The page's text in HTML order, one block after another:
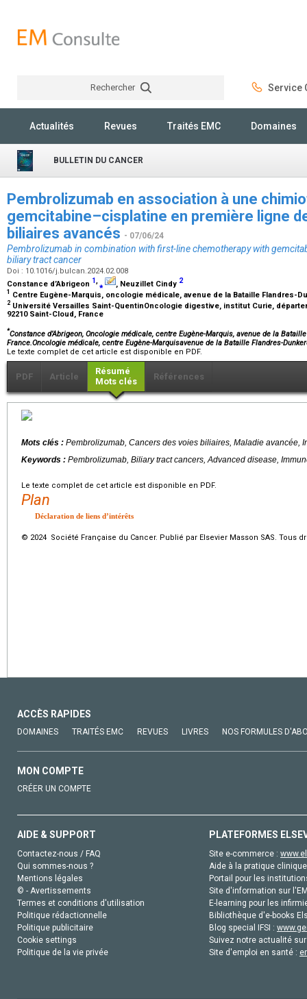
Rechercher Service
Actualités Revues Traités EMC Domaines
BULLETIN DU CANCER
Pembrolizumab en association à une
gemcitabine–cisplatine en première ligne
biliaires avancés - 07/06/24
Pembrolizumab in combination with first-line chemotherapy with
biliary tract cancer
Doi : 10.1016/j.bulcan.2024.02.008
Constance d’Abrigeon 1,⁎ , Neuzillet Cindy 2
1 Centre Eugène-Marquis, oncologie médicale, avenue de la Bataille Flandres-
2 Université Versailles Saint-QuentinOncologie digestive, institut Curie,
92210 Saint-Cloud, France
*Constance d’Abrigeon, Oncologie médicale, centre Eugène-Marquis, avenue de la
France.Oncologie médicale, centre Eugène-Marquisavenue de la Bataille Flandres-
Le texte complet de cet article est disponible en PDF.
PDF Article
Résumé
Mots clés
Références
Mots clés : Pembrolizumab, Cancers des voies biliaires, Maladie avancée,
Keywords : Pembrolizumab, Biliary tract cancers, Advanced disease,
Le texte complet de cet article est disponible en PDF.
Plan
Déclaration de liens d’intérêts
© 2024 Société Française du Cancer. Publié par Elsevier Masson SAS. Tous
ACCÈS RAPIDES
DOMAINES TRAITÉS EMC REVUES LIVRES NOS FORMULES
MON COMPTE
CRÉER UN COMPTE
AIDE & SUPPORT
Contactez-nous / FAQ
Qui sommes-nous ?
Mentions légales
© - Avertissements
Termes et conditions d'utilisation
Politique rédactionnelle
Politique publicitaire
Cookie settings
Politique de la vie privée
PLATEFORMES
Site e-commerce :
Aide à la pratique
Portail pour les
Site d'information sur
E-learning pour les
Bibliothèque d'e-books
Blog special IFSI :
Suivez notre actualité
Site d'emploi en santé :